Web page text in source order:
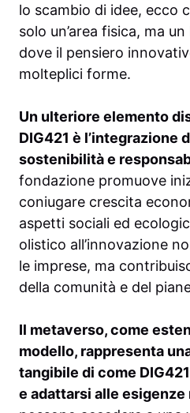
lo scambio di idee, ecco
solo un’area fisica, ma
dove il pensiero
molteplici forme.
Un ulteriore elemento
DIG421 è l’integrazione
sostenibilità e
fondazione promuove
coniugare crescita
aspetti sociali ed
olistico all’innovazione
le imprese, ma
della comunità e del
Il metaverso, come
modello, rappresenta
tangibile di come
e adattarsi alle esigenze